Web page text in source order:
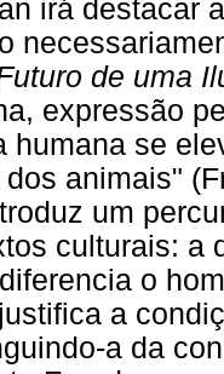
irá destacar
de uma
expressão
humana se
animais"
um
culturais: a
o
a
a da